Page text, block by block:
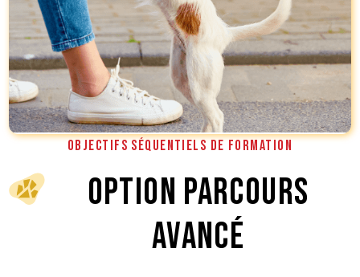
OBJECTIFS SÉQUENTIELS DE FORMATION
Option Parcours
Avancé